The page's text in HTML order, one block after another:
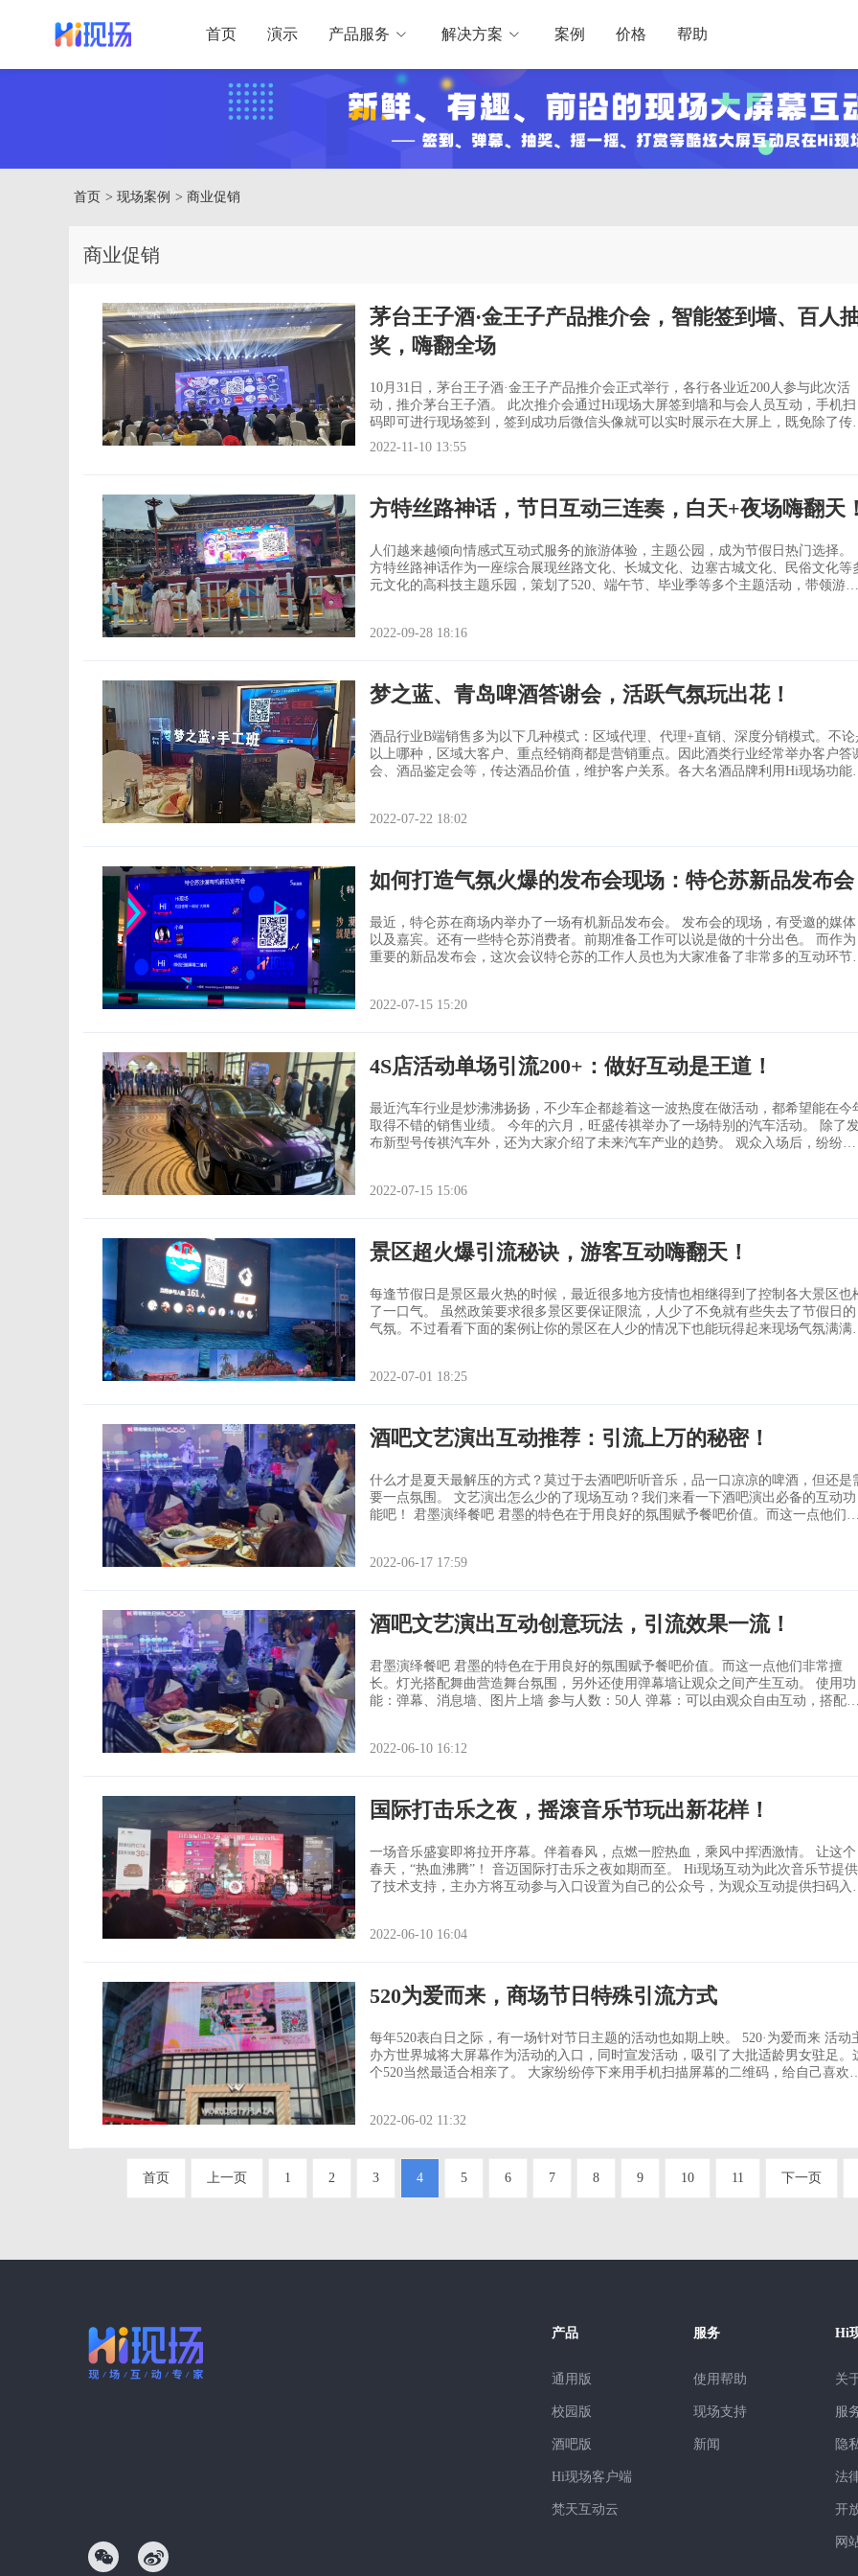
首页 演示 产品服务 解决方案 案例 价格 帮助
首页 > 现场案例 > 商业促销
商业促销
茅台王子酒·金王子产品推介会，智能签到墙、百人
奖，嗨翻全场
10月31日，茅台王子酒·金王子产品推介会正式举行，各行各业近200人参与此次活
动，推介茅台王子酒。 此次推介会通过Hi现场大屏签到墙和与会人员互动，手机扫
码即可进行现场签到，签到成功后微信头像就可以实时展示在大屏上，既免除了传
纸质签到的耗时问题，又增加了推介会的互动性，让与会人员对茅台王子酒的营销
式充满信心。 除了充满科技感、智能化的现场签到墙的签到功能以外，茅台王子酒
2022-11-10 13:55
方特丝路神话，节日互动三连奏，白天+夜场嗨翻天
人们越来越倾向情感式互动式服务的旅游体验，主题公园，成为节假日热门选择。
方特丝路神话作为一座综合展现丝路文化、长城文化、边塞古城文化、民俗文化等
元文化的高科技主题乐园，策划了520、端午节、毕业季等多个主题活动，带领游客
游客们玩得不
2022-09-28 18:16
梦之蓝、青岛啤酒答谢会，活跃气氛玩出花！
酒品行业B端销售多为以下几种模式：区域代理、代理+直销、深度分销模式。不论
以上哪种，区域大客户、重点经销商都是营销重点。因此酒类行业经常举办客户答
会、酒品鉴定会等，传达酒品价值，维护客户关系。各大名酒品牌利用Hi现场功能
2022-07-22 18:02
如何打造气氛火爆的发布会现场：特仑苏新品发布会
最近，特仑苏在商场内举办了一场有机新品发布会。 发布会的现场，有受邀的媒体
以及嘉宾。还有一些特仑苏消费者。前期准备工作可以说是做的十分出色。 而作为
重要的新品发布会，这次会议特仑苏的工作人员也为大家准备了非常多的互动环节
一些现场拍摄的精彩瞬
2022-07-15 15:20
4S店活动单场引流200+：做好互动是王道！
最近汽车行业是炒沸沸扬扬，不少车企都趁着这一波热度在做活动，都希望能在今
取得不错的销售业绩。 今年的六月，旺盛传祺举办了一场特别的汽车活动。 除了发
布新型号传祺汽车外，还为大家介绍了未来汽车产业的趋势。 观众入场后，纷纷被
后，嘉宾纷纷表示第
2022-07-15 15:06
景区超火爆引流秘诀，游客互动嗨翻天！
每逢节假日是景区最火热的时候，最近很多地方疫情也相继得到了控制各大景区也
了一口气。 虽然政策要求很多景区要保证限流，人少了不免就有些失去了节假日的
气氛。不过看看下面的案例让你的景区在人少的情况下也能玩得起来现场气氛满满
办
2022-07-01 18:25
酒吧文艺演出互动推荐：引流上万的秘密！
什么才是夏天最解压的方式？莫过于去酒吧听听音乐，品一口凉凉的啤酒，但还是
要一点氛围。 文艺演出怎么少的了现场互动？我们来看一下酒吧演出必备的互动功
能吧！ 君墨演绎餐吧 君墨的特色在于用良好的氛围赋予餐吧价值。而这一点他们非
配
2022-06-17 17:59
酒吧文艺演出互动创意玩法，引流效果一流！
君墨演绎餐吧 君墨的特色在于用良好的氛围赋予餐吧价值。而这一点他们非常擅
长。灯光搭配舞曲营造舞台氛围，另外还使用弹幕墙让观众之间产生互动。 使用功
能：弹幕、消息墙、图片上墙 参与人数：50人 弹幕：可以由观众自由互动，搭配生
示，而且还可以发送一些
2022-06-10 16:12
国际打击乐之夜，摇滚音乐节玩出新花样！
一场音乐盛宴即将拉开序幕。伴着春风，点燃一腔热血，乘风中挥洒激情。 让这个
春天，“热血沸腾”！ 音迈国际打击乐之夜如期而至。 Hi现场互动为此次音乐节提供
了技术支持，主办方将互动参与入口设置为自己的公众号，为观众互动提供扫码入
的最佳声音
2022-06-10 16:04
520为爱而来，商场节日特殊引流方式
每年520表白日之际，有一场针对节日主题的活动也如期上映。 520·为爱而来 活动主
办方世界城将大屏幕作为活动的入口，同时宣发活动，吸引了大批适龄男女驻足。
个520当然最适合相亲了。 大家纷纷停下来用手机扫描屏幕的二维码，给自己喜欢的
2022-06-02 11:32
首页 上一页 1 2 3 4 5 6 7 8 9 10 11 下一页
产品
通用版
校园版
酒吧版
Hi现场客户端
梵天互动云
服务
使用帮助
现场支持
新闻
Hi
关
服
隐
法
开
网